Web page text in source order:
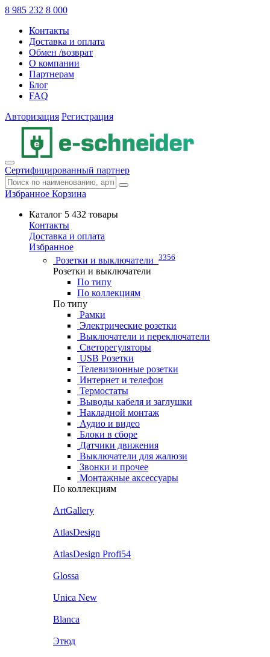
8 985 232 8 000
Контакты
Доставка и оплата
Обмен /возврат
О компании
Партнерам
Блог
FAQ
Авторизация Регистрация
Сертифицированный партнер
Избранное Корзина
Каталог 5 432 товары
Контакты
Доставка и оплата
Избранное
Розетки и выключатели 3356
Розетки и выключатели
По типу
По коллекциям
По типу
Рамки
Электрические розетки
Выключатели и переключатели
Светорегуляторы
USB Розетки
Телевизионные розетки
Интернет и телефон
Термостаты
Выводы кабеля и заглушки
Накладной монтаж
Аудио и видео
Блоки в сборе
Датчики движения
Выключатели для жалюзи
Звонки и прочее
Монтажные аксессуары
По коллекциям
ArtGallery
AtlasDesign
AtlasDesign Profi54
Glossa
Unica New
Blanca
Этюд